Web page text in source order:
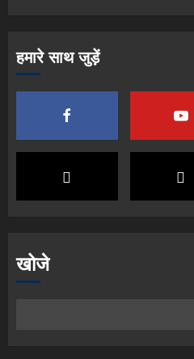
हमारे साथ जुड़ें
खोजे